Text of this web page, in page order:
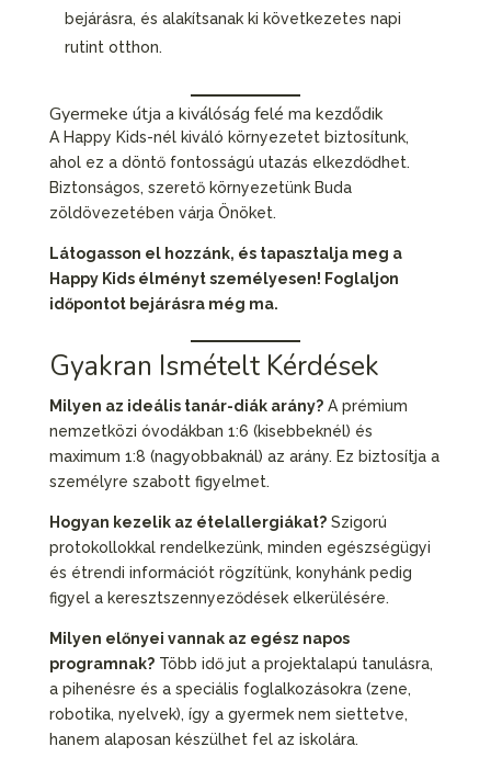
bejárásra, és alakítsanak ki következetes napi
rutint otthon.
Gyermeke útja a kiválóság felé ma kezdődik
A Happy Kids-nél kiváló környezetet biztosítunk,
ahol ez a döntő fontosságú utazás elkezdődhet.
Biztonságos, szerető környezetünk Buda
zöldövezetében várja Önöket.
Látogasson el hozzánk, és tapasztalja meg a
Happy Kids élményt személyesen! Foglaljon
időpontot bejárásra még ma.
Gyakran Ismételt Kérdések
Milyen az ideális tanár-diák arány?A prémium
nemzetközi óvodákban 1:6 (kisebbeknél) és
maximum 1:8 (nagyobbaknál) az arány. Ez biztosítja a
személyre szabott figyelmet.
Hogyan kezelik az ételallergiákat?Szigorú
protokollokkal rendelkezünk, minden egészségügyi
és étrendi információt rögzítünk, konyhánk pedig
figyel a keresztszennyeződések elkerülésére.
Milyen előnyei vannak az egész napos
programnak?Több idő jut a projektalapú tanulásra,
a pihenésre és a speciális foglalkozásokra (zene,
robotika, nyelvek), így a gyermek nem siettetve,
hanem alaposan készülhet fel az iskolára.